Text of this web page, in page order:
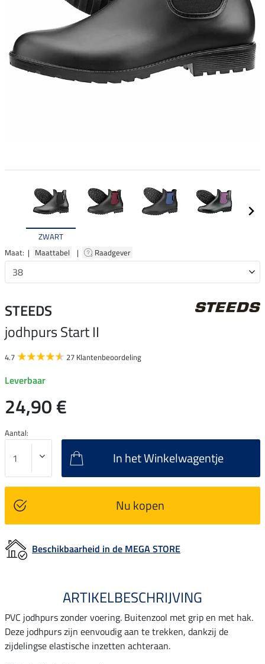
ZWART
Maat: | Maattabel | Raadgever
STEEDS
jodhpurs Start II
4.7 27 Klantenbeoordeling
Leverbaar
24,90 €
Aantal:
In het Winkelwagentje
Nu kopen
Beschikbaarheid in de MEGA STORE
ARTIKELBESCHRIJVING
PVC jodhpurs zonder voering. Buitenzool met grip en met hak.
Deze jodhpurs zijn eenvoudig aan te trekken, dankzij de
zijdelingse elastische inzetten achteraan.